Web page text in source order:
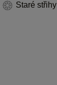
Staré střihy